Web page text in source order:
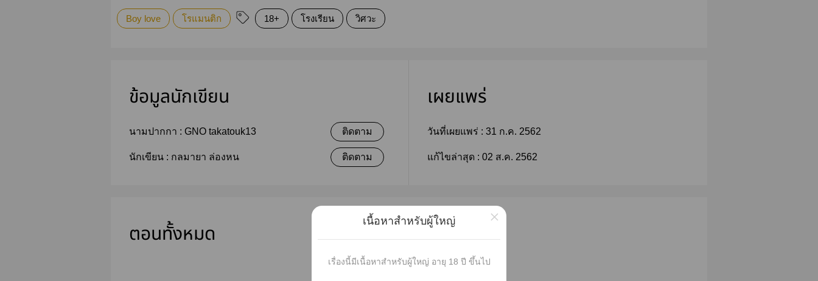
Boy love โรแมนติก 18+ โรงเรียน วิศวะ
ข้อมูลนักเขียน
นามปากกา : GNO takatouk13 ติดตาม
นักเขียน : กลมายา ล่องหน ติดตาม
เผยแพร่
วันที่เผยแพร่ : 31 ก.ค. 2562
แก้ไขล่าสุด : 02 ส.ค. 2562
ตอนทั้งหมด เนื้อหาสำหรับผู้ใหญ่
เรื่องนี้มีเนื้อหาสำหรับผู้ใหญ่ อายุ 18 ปี ขึ้นไป
×